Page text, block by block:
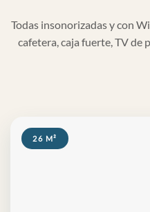
Todas insonorizadas y con
cafetera, caja fuerte, TV de
26 M²